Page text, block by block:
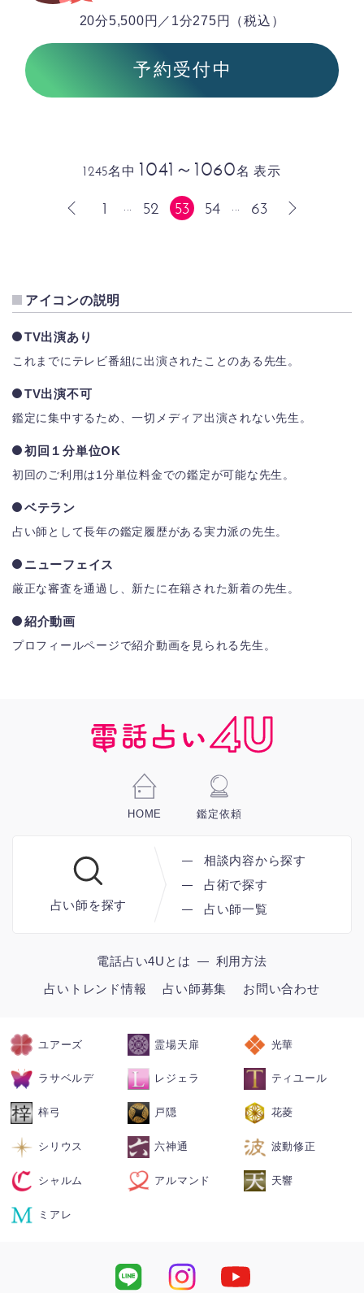
20分5,500円／1分275円（税込）
予約受付中
1245名中 1041～1060名 表示
1 ... 52 53 54 ... 63
アイコンの説明
TV出演あり
これまでにテレビ番組に出演されたことのある先生。
TV出演不可
鑑定に集中するため、一切メディア出演されない先生。
初回１分単位OK
初回のご利用は1分単位料金での鑑定が可能な先生。
ベテラン
占い師として長年の鑑定履歴がある実力派の先生。
ニューフェイス
厳正な審査を通過し、新たに在籍された新着の先生。
紹介動画
プロフィールページで紹介動画を見られる先生。
HOME 鑑定依頼
占い師を探す
相談内容から探す
占術で探す
占い師一覧
電話占い4Uとは
利用方法
占いトレンド情報
占い師募集 お問い合わせ
ユアーズ 霊場天扉 光華
ラサベルデ レジェラ ティユール
梓弓 戸隠 花菱
シリウス 六神通 波動修正
シャルム アルマンド 天響
ミアレ